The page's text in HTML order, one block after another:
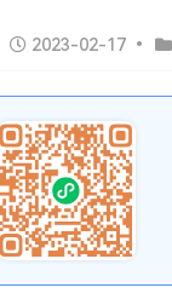
2023-02-17 •